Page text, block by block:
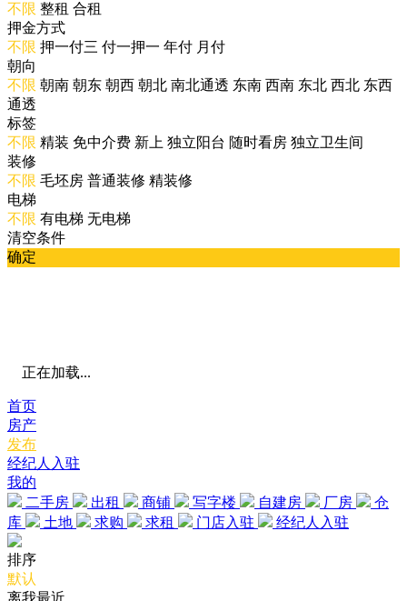
不限 整租 合租
押金方式
不限 押一付三 付一押一 年付 月付
朝向
不限 朝南 朝东 朝西 朝北 南北通透 东南 西南 东北 西北 东西
通透
标签
不限 精装 免中介费 新上 独立阳台 随时看房 独立卫生间
装修
不限 毛坯房 普通装修 精装修
电梯
不限 有电梯 无电梯
清空条件
确定
正在加载...
首页
房产
发布
经纪人入驻
我的
二手房
出租 商铺 写字楼 自建房 厂房
仓
库
土地 求购 求租 门店入驻 经纪人入驻
排序
默认
离我最近